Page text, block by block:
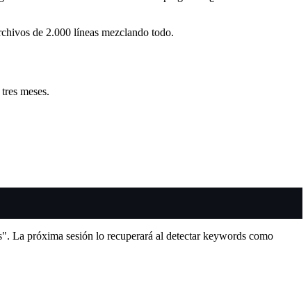
de 2.000 líneas mezclando todo.
meses.
La próxima sesión lo recuperará al detectar keywords como